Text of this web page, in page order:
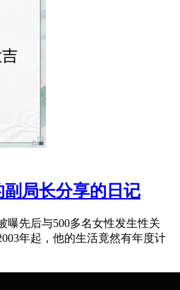
局长分享的日记
曝先后与500多名女性发生性关
年起，他的生活竟然有年度计